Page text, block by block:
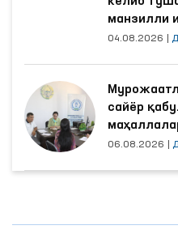
манзилли
04.08.2026
сайёр
06.08.2026